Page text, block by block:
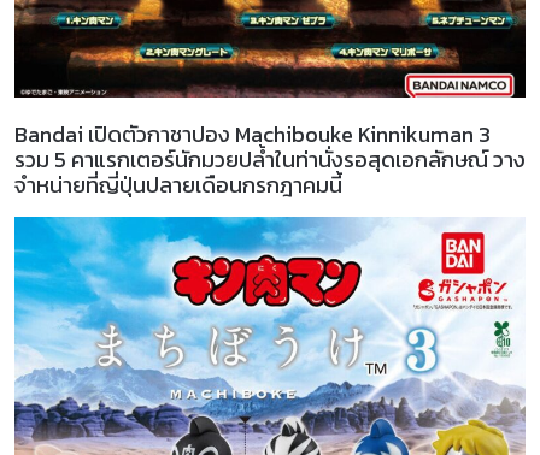
Bandai เปิดตัวกาชาปอง Machibouke Kinnikuman 3
รวม 5 คาแรกเตอร์นักมวยปล้ำในท่านั่งรอสุดเอกลักษณ์ วาง
จำหน่ายที่ญี่ปุ่นปลายเดือนกรกฎาคมนี้